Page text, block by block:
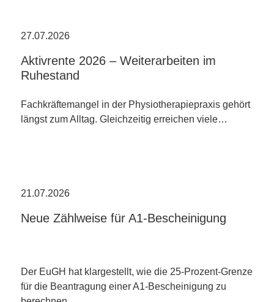
27.07.2026
Aktivrente 2026 – Weiterarbeiten im
Ruhestand
Fachkräftemangel in der Physiotherapiepraxis gehört
längst zum Alltag. Gleichzeitig erreichen viele…
21.07.2026
Neue Zählweise für A1-Bescheinigung
Der EuGH hat klargestellt, wie die 25-Prozent-Grenze
für die Beantragung einer A1-Bescheinigung zu